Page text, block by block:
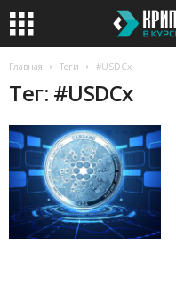
Главная Теги #USDCx
Тег: #USDCx